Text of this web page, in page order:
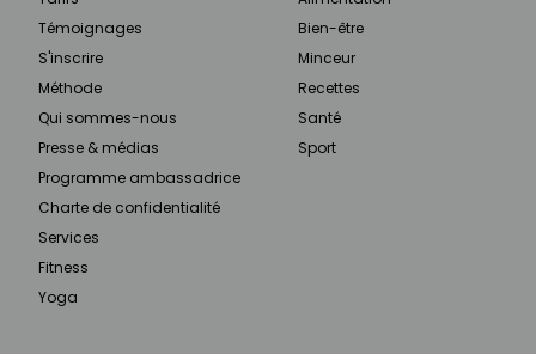
Témoignages
S'inscrire
Méthode
Qui sommes-nous
Presse & médias
Programme ambassadrice
Charte de confidentialité
Services
Fitness
Yoga
Bien-être
Minceur
Recettes
Santé
Sport